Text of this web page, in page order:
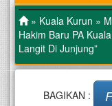
» Kuala Kurun »
Hakim Baru PA
Langit Di Junjung”
BAGIKAN :